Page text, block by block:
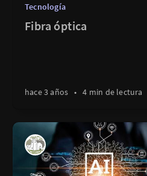
Tecnología
Fibra óptica
hace 3 años • 4 min de lectura